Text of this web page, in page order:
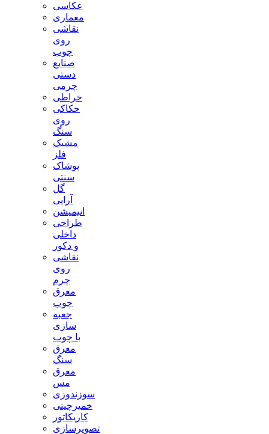
عکاسی
معماری
نقاشی
روی
چوب
صنایع
دستی
چرمی
خراطی
حکاکی
روی
سنگ
مشبک
فلز
پوشاک
سنتی
گل
آرایی
انیمیشن
طراحی
داخلی
و دکور
نقاشی
روی
چرم
معرق
چوب
جعبه
سازی
با چوب
معرق
سنگ
معرق
مس
سوزندوزی
خمیرچینی
کاریکاتور
تصویرسازی